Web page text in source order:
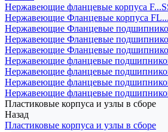
Нержавеющие фланцевые корпуса
Нержавеющие Фланцевые корпуса
Нержавеющие Фланцевые
Нержавеющие Фланцевые
Нержавеющие Фланцевые
Нержавеющие фланцевые
Нержавеющие фланцевые
Нержавеющие фланцевые
Нержавеющие фланцевые
Пластиковые корпуса и узлы в сборе
Назад
Пластиковые корпуса и узлы в сборе